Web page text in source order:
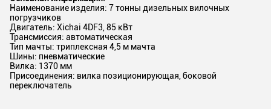
Наименование изделия: 7 тонны дизельных вилочных
погрузчиков
Двигатель: Xichai 4DF3, 85 кВт
Трансмиссия: автоматическая
Тип мачты: триплексная 4,5 м мачта
Шины: пневматические
Вилка: 1370 мм
Присоединения: вилка позиционирующая, боковой
переключатель